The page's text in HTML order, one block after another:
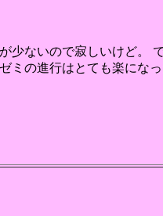
少ないので寂しいけど。
ミの進行はとても楽になっ